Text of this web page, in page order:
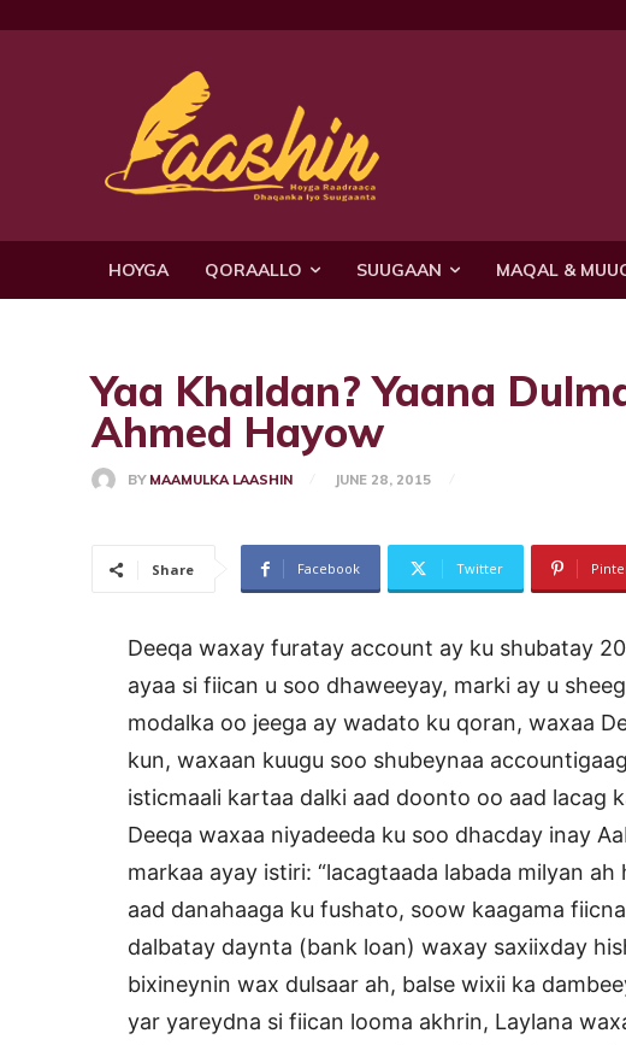
HOYGA QORAALLO SUUGAAN MAQAL &
Yaa Khaldan? Yaana
Ahmed Hayow
BY MAAMULKA LAASHIN JUNE 28, 2015
Share Facebook Twitter
Deeqa waxay furatay account ay ku shubatay
ayaa si fiican u soo dhaweeyay, marki ay u
modalka oo jeega ay wadato ku qoran, waxaa
kun, waxaan kuugu soo shubeynaa
isticmaali kartaa dalki aad doonto oo aad lacag
Deeqa waxaa niyadeeda ku soo dhacday inay
markaa ayay istiri: “lacagtaada labada milyan
aad danahaaga ku fushato, soow kaagama
dalbatay daynta (bank loan) waxay saxiixday
bixineynin wax dulsaar ah, balse wixii ka
yar yareydna si fiican looma akhrin, Laylana